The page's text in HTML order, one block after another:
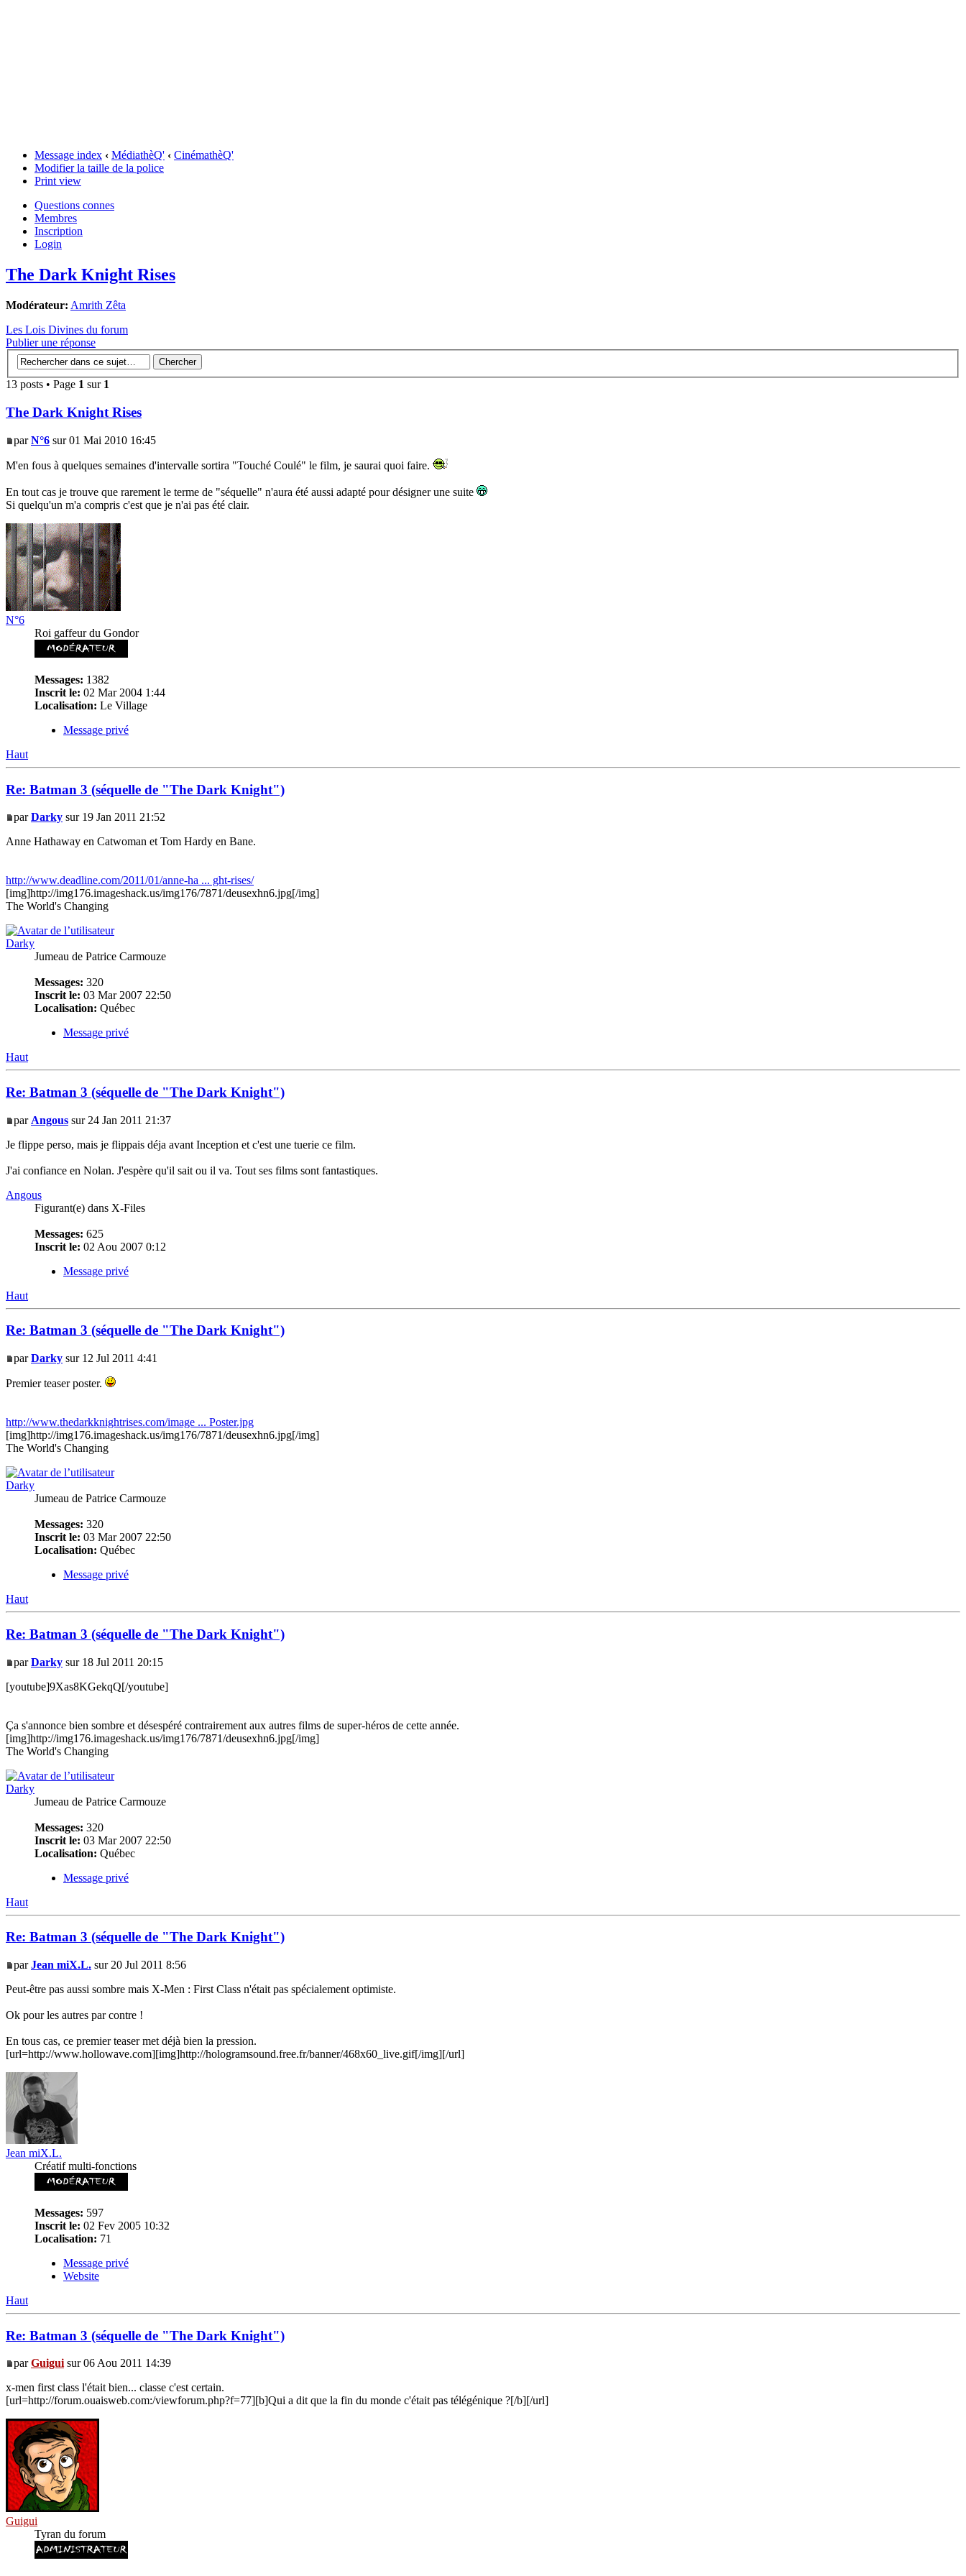
Message index ‹ MédiathèQ' ‹ CinémathèQ'
Modifier la taille de la police
Print view
Questions connes
Membres
Inscription
Login
The Dark Knight Rises
Modérateur: Amrith Zêta
Les Lois Divines du forum
Publier une réponse
13 posts • Page 1 sur 1
The Dark Knight Rises
parN°6 sur 01 Mai 2010 16:45
M'en fous à quelques semaines d'intervalle sortira "Touché Coulé" le film, je saurai quoi faire.
En tout cas je trouve que rarement le terme de "séquelle" n'aura été aussi adapté pour désigner une suite
Si quelqu'un m'a compris c'est que je n'ai pas été clair.
N°6
Roi gaffeur du Gondor
Messages: 1382
Inscrit le: 02 Mar 2004 1:44
Localisation: Le Village
Message privé
Haut
Re: Batman 3 (séquelle de "The Dark Knight")
parDarky sur 19 Jan 2011 21:52
Anne Hathaway en Catwoman et Tom Hardy en Bane.
http://www.deadline.com/2011/01/anne-ha ... ght-rises/
[img]http://img176.imageshack.us/img176/7871/deusexhn6.jpg[/img]
The World's Changing
Darky
Jumeau de Patrice Carmouze
Messages: 320
Inscrit le: 03 Mar 2007 22:50
Localisation: Québec
Message privé
Haut
Re: Batman 3 (séquelle de "The Dark Knight")
par Angous sur 24 Jan 2011 21:37
Je flippe perso, mais je flippais déja avant Inception et c'est une tuerie ce film.
J'ai confiance en Nolan. J'espère qu'il sait ou il va. Tout ses films sont fantastiques.
Angous
Figurant(e) dans X-Files
Messages: 625
Inscrit le: 02 Aou 2007 0:12
Message privé
Haut
Re: Batman 3 (séquelle de "The Dark Knight")
parDarky sur 12 Jul 2011 4:41
Premier teaser poster.
http://www.thedarkknightrises.com/image ... Poster.jpg
[img]http://img176.imageshack.us/img176/7871/deusexhn6.jpg[/img]
The World's Changing
Darky
Jumeau de Patrice Carmouze
Messages: 320
Inscrit le: 03 Mar 2007 22:50
Localisation: Québec
Message privé
Haut
Re: Batman 3 (séquelle de "The Dark Knight")
parDarky sur 18 Jul 2011 20:15
[youtube]9Xas8KGekqQ[/youtube]
Ça s'annonce bien sombre et désespéré contrairement aux autres films de super-héros de cette année.
[img]http://img176.imageshack.us/img176/7871/deusexhn6.jpg[/img]
The World's Changing
Darky
Jumeau de Patrice Carmouze
Messages: 320
Inscrit le: 03 Mar 2007 22:50
Localisation: Québec
Message privé
Haut
Re: Batman 3 (séquelle de "The Dark Knight")
parJean miX.L. sur 20 Jul 2011 8:56
Peut-être pas aussi sombre mais X-Men : First Class n'était pas spécialement optimiste.
Ok pour les autres par contre !
En tous cas, ce premier teaser met déjà bien la pression.
[url=http://www.hollowave.com][img]http://hologramsound.free.fr/banner/468x60_live.gif[/img][/url]
Jean miX.L.
Créatif multi-fonctions
Messages: 597
Inscrit le: 02 Fev 2005 10:32
Localisation: 71
Message privé
Website
Haut
Re: Batman 3 (séquelle de "The Dark Knight")
parGuiguisur 06 Aou 2011 14:39
x-men first class l'était bien... classe c'est certain.
[url=http://forum.ouaisweb.com:/viewforum.php?f=77][b]Qui a dit que la fin du monde c'était pas télégénique ?[/b][/url]
Guigui
Tyran du forum